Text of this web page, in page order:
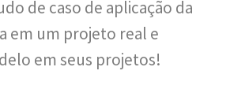
de caso de aplicação da
em um projeto real e
em seus projetos!